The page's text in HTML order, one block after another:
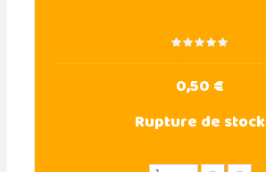
0,50 €
Rupture de stock